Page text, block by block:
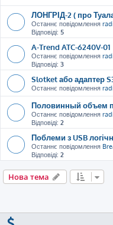
ЛОНГРІД-2 ( про
Останнє повідомлення
Відповіді: 5
A-Trend ATC-6240V-01
Останнє повідомлення
Відповіді: 3
Slotket або адаптер
Останнє повідомлення
Половинный объем
Останнє повідомлення
Відповіді: 2
Поблеми з USB
Останнє повідомлення
Відповіді: 2
Нова тема